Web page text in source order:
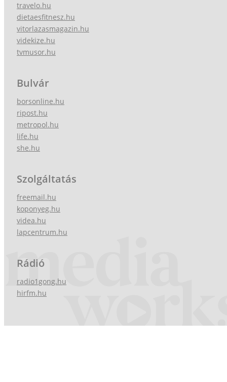
travelo.hu
dietaesfitnesz.hu
vitorlazasmagazin.hu
videkize.hu
tvmusor.hu
Bulvár
borsonline.hu
ripost.hu
metropol.hu
life.hu
she.hu
Szolgáltatás
freemail.hu
koponyeg.hu
videa.hu
lapcentrum.hu
Rádió
radio1gong.hu
hirfm.hu